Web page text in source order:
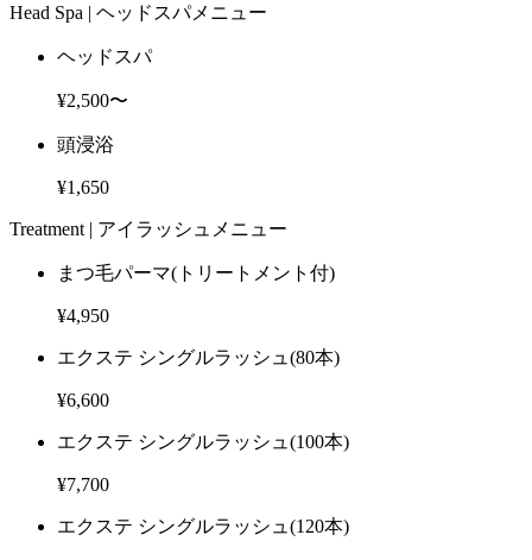
Head Spa | ヘッドスパメニュー
ヘッドスパ
¥2,500〜
頭浸浴
¥1,650
Treatment | アイラッシュメニュー
まつ毛パーマ(トリートメント付)
¥4,950
エクステ シングルラッシュ (80本)
¥6,600
エクステ シングルラッシュ (100本)
¥7,700
エクステ シングルラッシュ (120本)